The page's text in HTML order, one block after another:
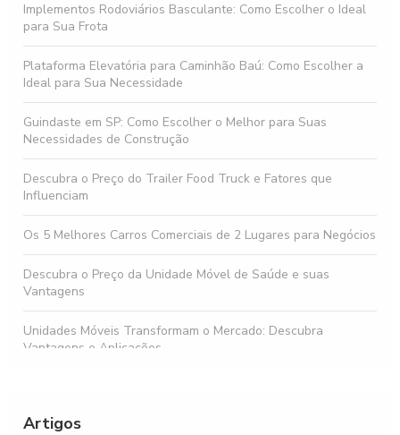
Implementos Rodoviários Basculante: Como Escolher o Ideal
para Sua Frota
Plataforma Elevatória para Caminhão Baú: Como Escolher a
Ideal para Sua Necessidade
Guindaste em SP: Como Escolher o Melhor para Suas
Necessidades de Construção
Descubra o Preço do Trailer Food Truck e Fatores que
Influenciam
Os 5 Melhores Carros Comerciais de 2 Lugares para Negócios
Descubra o Preço da Unidade Móvel de Saúde e suas
Vantagens
Unidades Móveis Transformam o Mercado: Descubra
Vantagens e Aplicações
Artigos